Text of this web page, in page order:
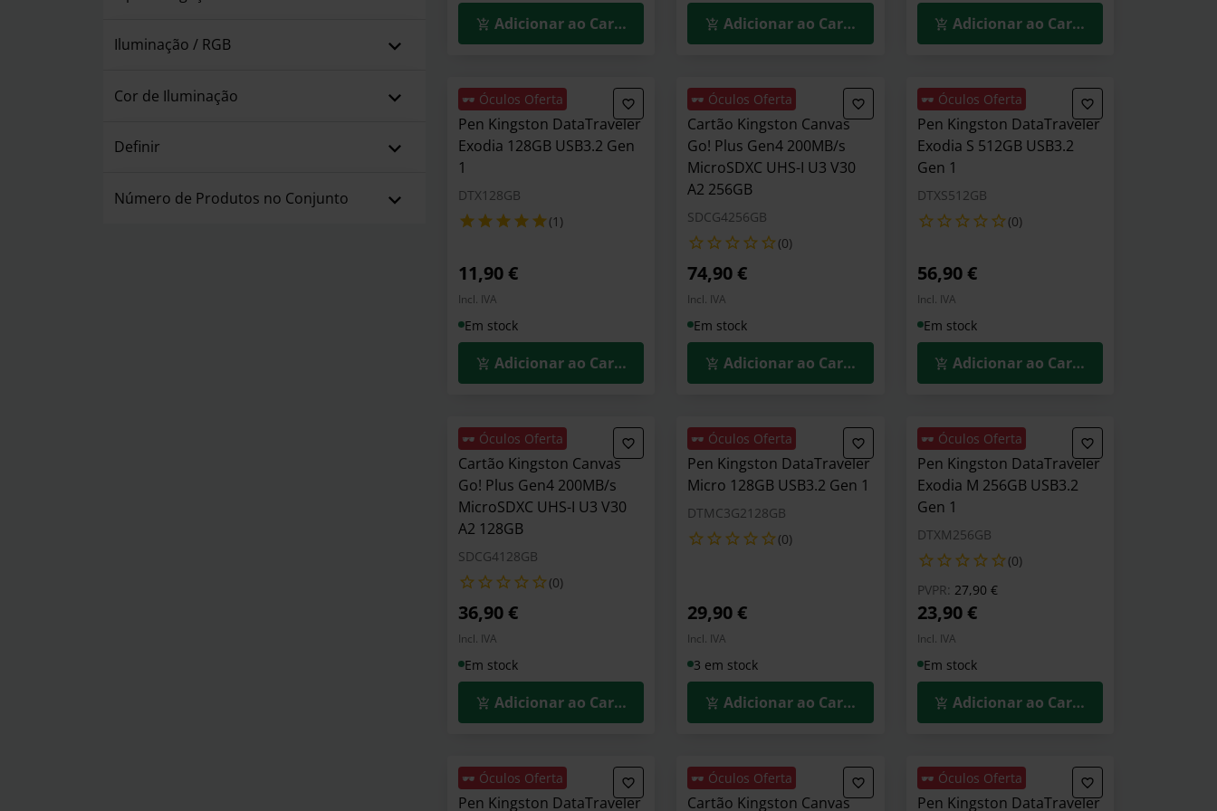
Iluminação / RGB
Cor de Iluminação
Definir
Número de Produtos no Conjunto
Adicionar ao Carrinho Adicionar ao Carrinho Adicionar ao Carrinho
🕶️ Óculos Oferta
Pen Kingston DataTraveler
Exodia 128GB USB3.2 Gen
1
DTX128GB
(1)
11,90 €
Incl. IVA
Em stock
Adicionar ao Carrinho
🕶️ Óculos Oferta
Cartão Kingston Canvas
Go! Plus Gen4 200MB/s
MicroSDXC UHS-I U3 V30
A2 256GB
SDCG4256GB
(0)
74,90 €
Incl. IVA
Em stock
Adicionar ao Carrinho
🕶️ Óculos Oferta
Pen Kingston DataTraveler
Exodia S 512GB USB3.2
Gen 1
DTXS512GB
(0)
56,90 €
Incl. IVA
Em stock
Adicionar ao Carrinho
🕶️ Óculos Oferta
Cartão Kingston Canvas
Go! Plus Gen4 200MB/s
MicroSDXC UHS-I U3 V30
A2 128GB
SDCG4128GB
(0)
36,90 €
Incl. IVA
Em stock
Adicionar ao Carrinho
🕶️ Óculos Oferta
Pen Kingston DataTraveler
Micro 128GB USB3.2 Gen 1
DTMC3G2128GB
(0)
29,90 €
Incl. IVA
3 em stock
Adicionar ao Carrinho
🕶️ Óculos Oferta
Pen Kingston DataTraveler
Exodia M 256GB USB3.2
Gen 1
DTXM256GB
(0)
PVPR: Preço reduzido de
27,90 €para
23,90 €
Incl. IVA
Em stock
Adicionar ao Carrinho
🕶️ Óculos Oferta
Pen Kingston DataTraveler
🕶️ Óculos Oferta
Cartão Kingston Canvas
🕶️ Óculos Oferta
Pen Kingston DataTraveler